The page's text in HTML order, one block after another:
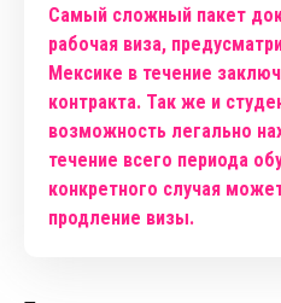
Самый сложный пакет
рабочая виза,
Мексике в течение
контракта. Так же и
возможность легально
течение всего периода
конкретного случая
продление визы.